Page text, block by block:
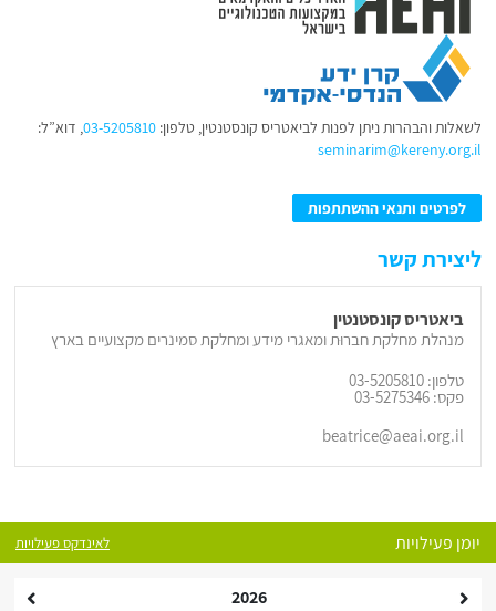
לשאלות והבהרות ניתן לפנות לביאטריס קונסטנטין, טלפון: 03-5205810, דוא”ל:
seminarim@kereny.org.il
לפרטים ותנאי ההשתתפות
ליצירת קשר
ביאטריס קונסטנטין
מנהלת מחלקת חברוּת ומאגרי מידע ומחלקת סמינרים מקצועיים בארץ
טלפון: 03-5205810
פקס: 03-5275346
beatrice@aeai.org.il
יומן פעילויות לאינדקס פעילויות
2026